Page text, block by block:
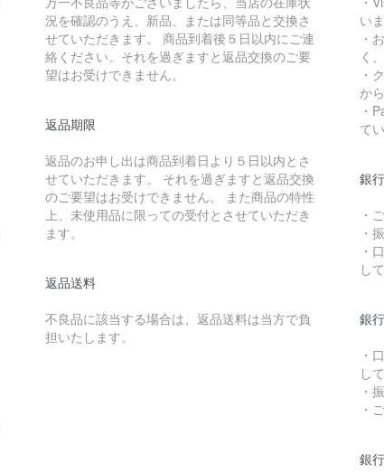
況を確認のうえ、新品、または同等品と交換さ
せていただきます。 商品到着後５日以内にご連
絡ください。それを過ぎますと返品交換のご要
望はお受けできません。
返品期限
返品のお申し出は商品到着日より５日以内とさ
せていただきます。 それを過ぎますと返品交換
のご要望はお受けできません。 また商品の特性
上、未使用品に限っての受付とさせていただき
ます。
返品送料
不良品に該当する場合は、返品送料は当方で負
担いたします。
い
・
く
・
か
・
て
銀
・
・
・
し
銀
・
し
・
・
銀